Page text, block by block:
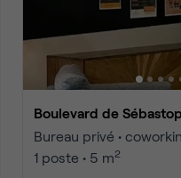
Boulevard de
Bureau privé •
1 poste • 5 m2